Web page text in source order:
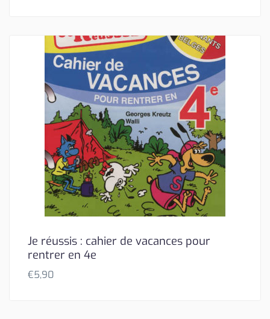
Je réussis : cahier de vacances pour
rentrer en 4e
€5,90